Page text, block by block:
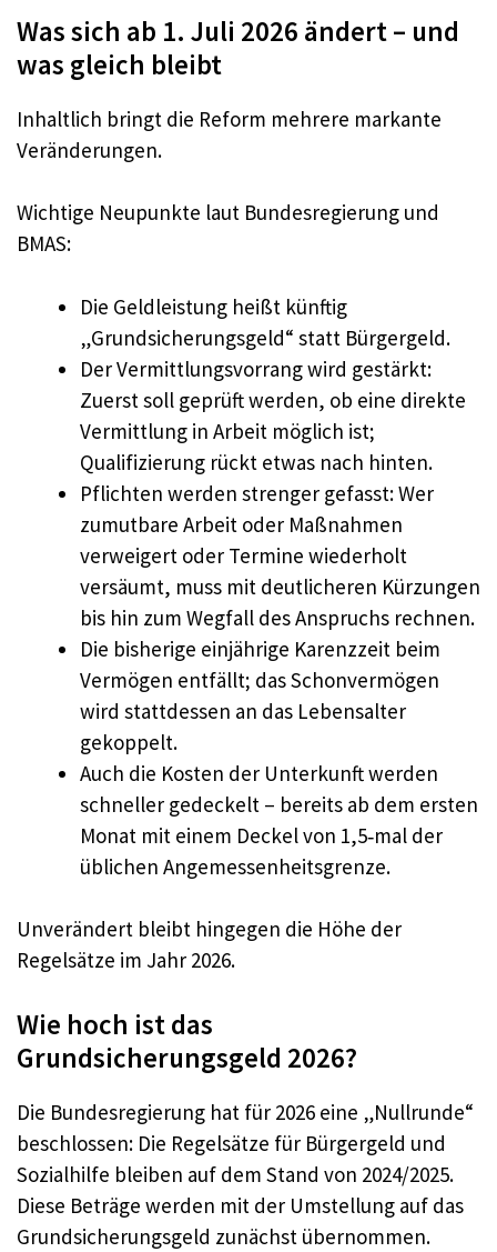
Was sich ab 1. Juli 2026 ändert – und
was gleich bleibt
Inhaltlich bringt die Reform mehrere markante
Veränderungen.
Wichtige Neupunkte laut Bundesregierung und
BMAS:
Die Geldleistung heißt künftig
„Grundsicherungsgeld“ statt Bürgergeld.
Der Vermittlungsvorrang wird gestärkt:
Zuerst soll geprüft werden, ob eine direkte
Vermittlung in Arbeit möglich ist;
Qualifizierung rückt etwas nach hinten.
Pflichten werden strenger gefasst: Wer
zumutbare Arbeit oder Maßnahmen
verweigert oder Termine wiederholt
versäumt, muss mit deutlicheren Kürzungen
bis hin zum Wegfall des Anspruchs rechnen.
Die bisherige einjährige Karenzzeit beim
Vermögen entfällt; das Schonvermögen
wird stattdessen an das Lebensalter
gekoppelt.
Auch die Kosten der Unterkunft werden
schneller gedeckelt – bereits ab dem ersten
Monat mit einem Deckel von 1,5‑mal der
üblichen Angemessenheitsgrenze.
Unverändert bleibt hingegen die Höhe der
Regelsätze im Jahr 2026.
Wie hoch ist das
Grundsicherungsgeld 2026?
Die Bundesregierung hat für 2026 eine „Nullrunde“
beschlossen: Die Regelsätze für Bürgergeld und
Sozialhilfe bleiben auf dem Stand von 2024/2025.
Diese Beträge werden mit der Umstellung auf das
Grundsicherungsgeld zunächst übernommen.